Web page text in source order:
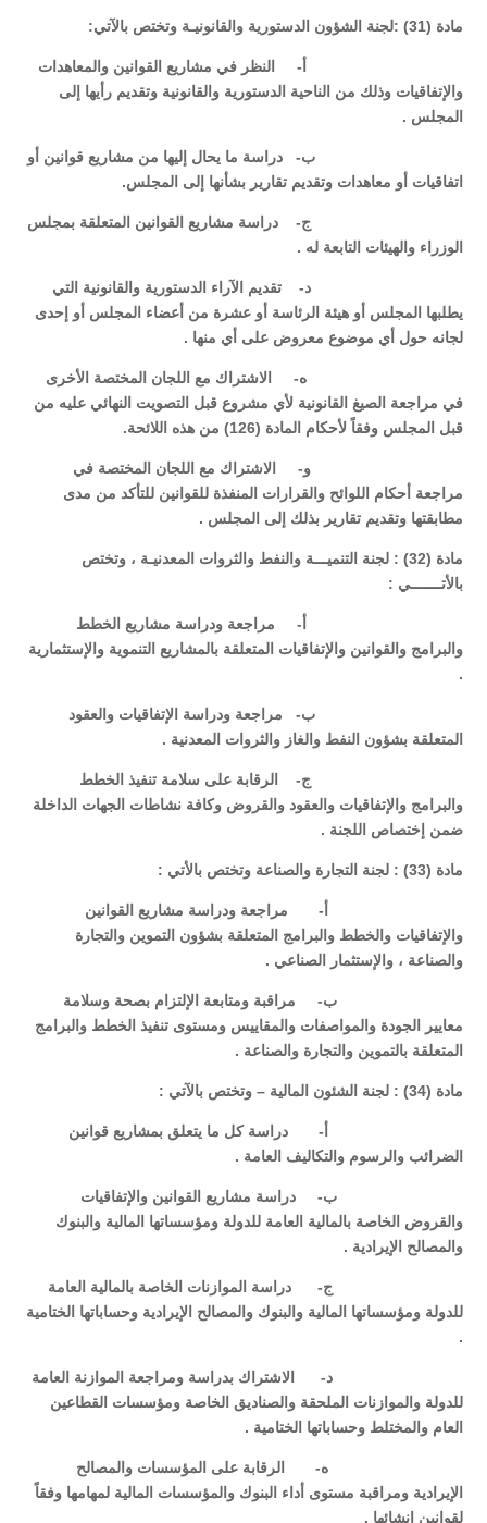
مادة (31) :لجنة الشؤون الدستورية والقانونيـة وتختص بالآتي:
‌أ- النظر في مشاريع القوانين والمعاهدات
والإتفاقيات وذلك من الناحية الدستورية والقانونية وتقديم رأيها إلى
المجلس .
‌ب- دراسة ما يحال إليها من مشاريع قوانين أو
اتفاقيات أو معاهدات وتقديم تقارير بشأنها إلى المجلس.
‌ج- دراسة مشاريع القوانين المتعلقة بمجلس
الوزراء والهيئات التابعة له .
‌د- تقديم الآراء الدستورية والقانونية التي
يطلبها المجلس أو هيئة الرئاسة أو عشرة من أعضاء المجلس أو إحدى
لجانه حول أي موضوع معروض على أي منها .
‌ه- الاشتراك مع اللجان المختصة الأخرى
في مراجعة الصيغ القانونية لأي مشروع قبل التصويت النهائي عليه من
قبل المجلس وفقاً لأحكام المادة (126) من هذه اللائحة.
‌و- الاشتراك مع اللجان المختصة في
مراجعة أحكام اللوائح والقرارات المنفذة للقوانين للتأكد من مدى
مطابقتها وتقديم تقارير بذلك إلى المجلس .
مادة (32) : لجنة التنميـــة والنفط والثروات المعدنيـة ، وتختص
بالأتـــــــي :
‌أ- مراجعة ودراسة مشاريع الخطط
والبرامج والقوانين والإتفاقيات المتعلقة بالمشاريع التنموية والإستثمارية
.
‌ب- مراجعة ودراسة الإتفاقيات والعقود
المتعلقة بشؤون النفط والغاز والثروات المعدنية .
‌ج- الرقابة على سلامة تنفيذ الخطط
والبرامج والإتفاقيات والعقود والقروض وكافة نشاطات الجهات الداخلة
ضمن إختصاص اللجنة .
مادة (33) : لجنة التجارة والصناعة وتختص بالأتي :
‌أ- مراجعة ودراسة مشاريع القوانين
والإتفاقيات والخطط والبرامج المتعلقة بشؤون التموين والتجارة
والصناعة ، والإستثمار الصناعي .
‌ب- مراقبة ومتابعة الإلتزام بصحة وسلامة
معايير الجودة والمواصفات والمقاييس ومستوى تنفيذ الخطط والبرامج
المتعلقة بالتموين والتجارة والصناعة .
مادة (34) : لجنة الشئون المالية – وتختص بالآتي :
‌أ- دراسة كل ما يتعلق بمشاريع قوانين
الضرائب والرسوم والتكاليف العامة .
‌ب- دراسة مشاريع القوانين والإتفاقيات
والقروض الخاصة بالمالية العامة للدولة ومؤسساتها المالية والبنوك
والمصالح الإيرادية .
‌ج- دراسة الموازنات الخاصة بالمالية العامة
للدولة ومؤسساتها المالية والبنوك والمصالح الإيرادية وحساباتها الختامية
.
‌د- الاشتراك بدراسة ومراجعة الموازنة العامة
للدولة والموازنات الملحقة والصناديق الخاصة ومؤسسات القطاعين
العام والمختلط وحساباتها الختامية .
‌ه- الرقابة على المؤسسات والمصالح
الإيرادية ومراقبة مستوى أداء البنوك والمؤسسات المالية لمهامها وفقاً
لقوانين إنشائها .